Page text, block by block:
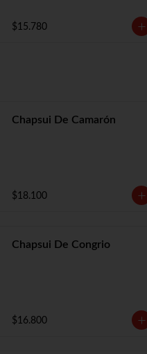
$15.780
Chapsui De Camarón
$18.100
Chapsui De Congrio
$16.800